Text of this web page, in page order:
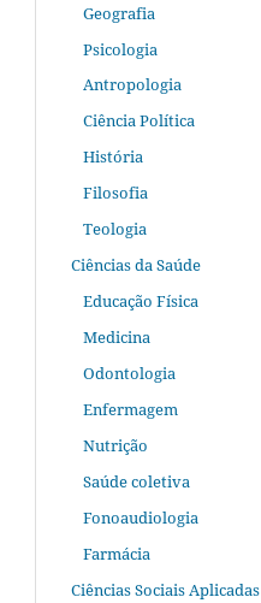
Geografia
Psicologia
Antropologia
Ciência Política
História
Filosofia
Teologia
Ciências da Saúde
Educação Física
Medicina
Odontologia
Enfermagem
Nutrição
Saúde coletiva
Fonoaudiologia
Farmácia
Ciências Sociais Aplicadas